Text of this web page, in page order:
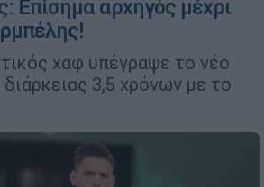
Επίσημα αρχηγός μέχρι
χαφ υπέγραψε το νέο
3,5 χρόνων με το